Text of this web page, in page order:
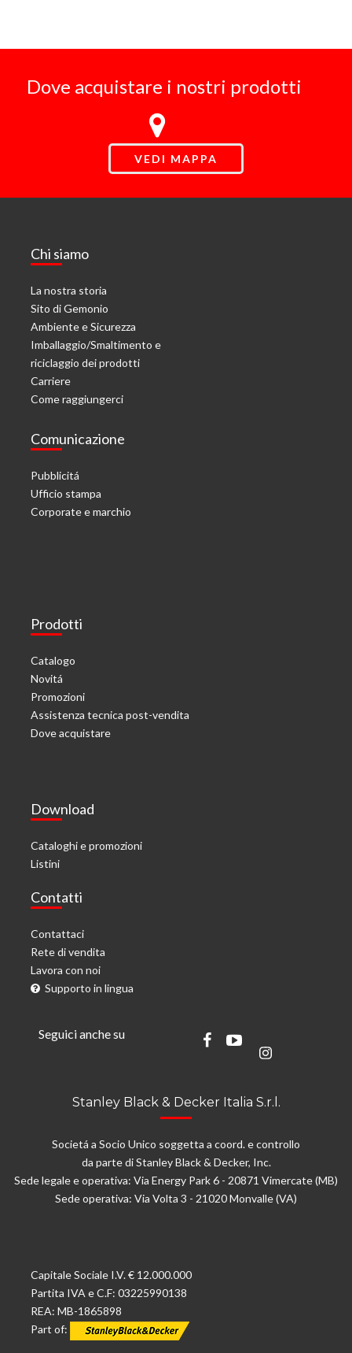
Dove acquistare i nostri prodotti
VEDI MAPPA
Chi siamo
La nostra storia
Sito di Gemonio
Ambiente e Sicurezza
Imballaggio/Smaltimento e
riciclaggio dei prodotti
Carriere
Come raggiungerci
Comunicazione
Pubblicitá
Ufficio stampa
Corporate e marchio
Prodotti
Catalogo
Novitá
Promozioni
Assistenza tecnica post-vendita
Dove acquistare
Download
Cataloghi e promozioni
Listini
Contatti
Contattaci
Rete di vendita
Lavora con noi
Supporto in lingua
Seguici anche su
Stanley Black & Decker Italia S.r.l.
Societá a Socio Unico soggetta a coord. e controllo
da parte di Stanley Black & Decker, Inc.
Sede legale e operativa: Via Energy Park 6 - 20871 Vimercate (MB)
Sede operativa: Via Volta 3 - 21020 Monvalle (VA)
Capitale Sociale I.V. € 12.000.000
Partita IVA e C.F: 03225990138
REA: MB-1865898
Part of: